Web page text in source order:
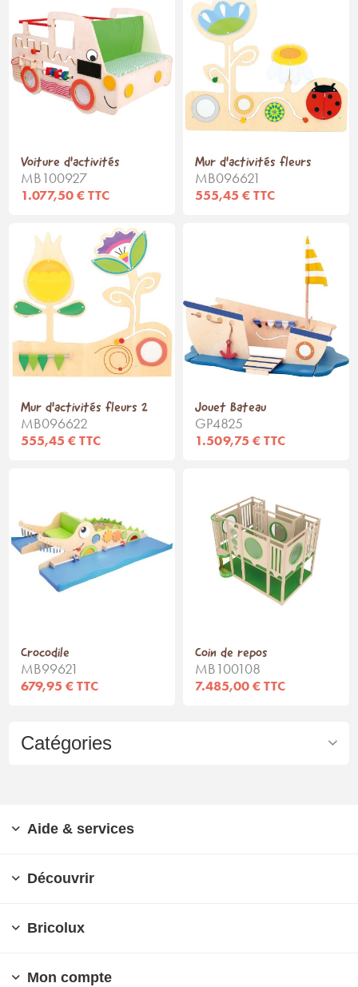
Catégories
Voiture d'activités
MB100927
1.077,50 € TTC
Mur d'activités fleurs
MB096621
555,45 € TTC
Mur d'activités fleurs 2
MB096622
555,45 € TTC
Jouet Bateau
GP4825
1.509,75 € TTC
Crocodile
MB99621
679,95 € TTC
Coin de repos
MB100108
7.485,00 € TTC
Aide & services
Découvrir
Bricolux
Mon compte